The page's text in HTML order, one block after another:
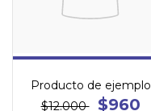
Producto de ejemplo
$12.000
$960